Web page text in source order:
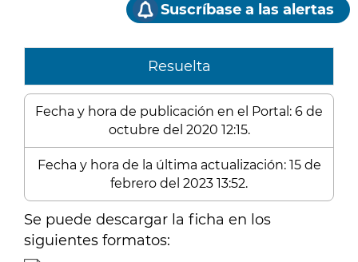
Suscríbase a las alertas
Resuelta
Fecha y hora de publicación en el Portal: 6 de
octubre del 2020 12:15.
Fecha y hora de la última actualización: 15 de
febrero del 2023 13:52.
Se puede descargar la ficha en los
siguientes formatos: